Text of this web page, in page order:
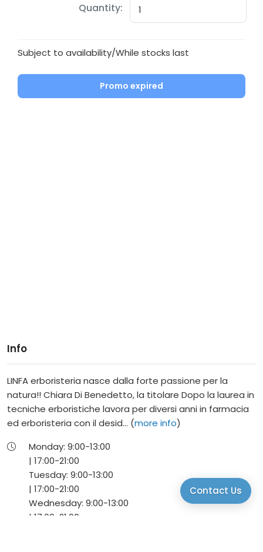
Contact Us
Quantity:
Subject to availability/While stocks last
Promo expired
Info
LINFA erboristeria nasce dalla forte passione per la
natura!! Chiara Di Benedetto, la titolare Dopo la laurea in
tecniche erboristiche lavora per diversi anni in farmacia
ed erboristeria con il desid... (more info)
Monday:9:00-13:00
|17:00-21:00
Tuesday:9:00-13:00
|17:00-21:00
Wednesday:9:00-13:00
|17:00-21:00